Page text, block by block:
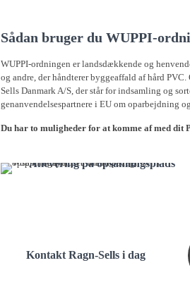
Sådan bruger du WUPPI-
WUPPI-ordningen er landsdækkende og
og andre, der håndterer byggeaffald af hård
Sells Danmark A/S, der står for indsamling og
genanvendelsespartnere i EU om oparbejdning
Du har to muligheder for at komme af med dit
Aflevering på opsamlingsplads
Kontakt Ragn-Sells i dag